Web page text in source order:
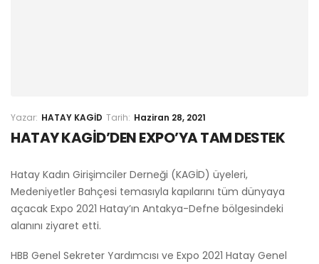
HATAY KAGID Haziran 28, 2021
HATAY KAGİD’DEN EXPO’YA TAM DESTEK
Hatay Kadın Girişimciler Derneği (KAGİD) üyeleri,
Medeniyetler Bahçesi temasıyla kapılarını tüm dünyaya
açacak Expo 2021 Hatay’ın Antakya-Defne bölgesindeki
alanını ziyaret etti.
HBB Genel Sekreter Yardımcısı ve Expo 2021 Hatay Genel